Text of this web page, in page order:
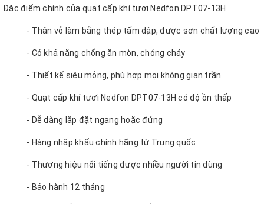
Đặc điểm chính của quạt cấp khí tươi Nedfon DPT07-13H
- Thân vỏ làm bằng thép tấm dập, được sơn chất lượng cao
- Có khả năng chống ăn mòn, chóng cháy
- Thiết kế siêu mỏng, phù hợp mọi không gian trần
- Quạt cấp khí tươi Nedfon DPT07-13H có độ ồn thấp
- Dễ dàng lắp đặt ngang hoặc đứng
- Hàng nhập khẩu chính hãng từ Trung quốc
- Thương hiệu nổi tiếng được nhiều người tin dùng
- Bảo hành 12 tháng